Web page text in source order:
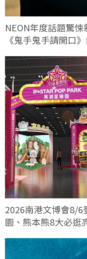
NEON年度話題驚
《鬼手鬼手請開口
2026南港文博會8/6
園、熊本熊8大必逛